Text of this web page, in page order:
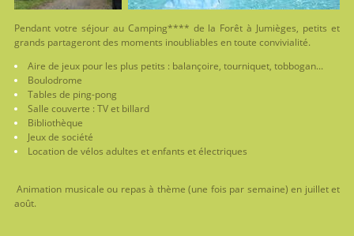
Pendant votre séjour au Camping**** de la Forêt à Jumièges, petits et
grands partageront des moments inoubliables en toute convivialité.
Aire de jeux pour les plus petits : balançoire, tourniquet, tobbogan...
Boulodrome
Tables de ping-pong
Salle couverte : TV et billard
Bibliothèque
Jeux de société
Location de vélos adultes et enfants et électriques
Animation musicale ou repas à thème (une fois par semaine) en juillet et
août.